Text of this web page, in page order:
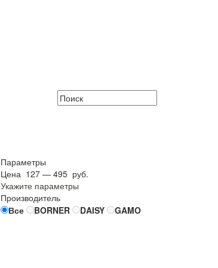
Параметры
Цена 127— 495руб.
Укажите параметры
Производитель
Все
BORNER DAISY GAMO